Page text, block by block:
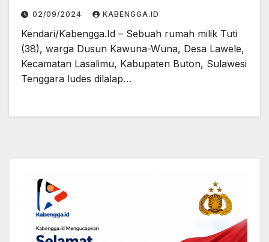
02/09/2024 KABENGGA.ID
Kendari/Kabengga.Id – Sebuah rumah milik Tuti
(38), warga Dusun Kawuna-Wuna, Desa Lawele,
Kecamatan Lasalimu, Kabupaten Buton, Sulawesi
Tenggara ludes dilalap…